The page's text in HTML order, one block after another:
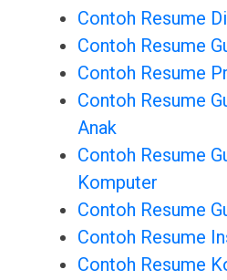
Contoh Resume
Contoh Resume
Contoh Resume
Contoh Resume
Anak
Contoh Resume
Komputer
Contoh Resume
Contoh Resume
Contoh Resume